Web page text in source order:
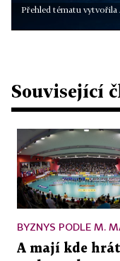
Přehled tématu
Související
BYZNYS PODLE M.
A mají kde